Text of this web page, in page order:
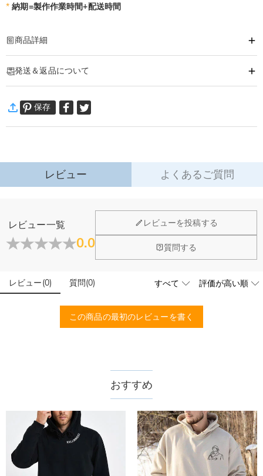
* 納期=製作作業時間+配送時間
商品詳細
季節のコーデを一気に格上げる、セクシーレース透かし編みバックレスパーカ
ー。
リラックスできる着心地と、目を引く魅力を大胆に融合させた一着です。
軽量で通気性に優れたシアーメッシュ素材を使用し、オープンバックのシルエ
ットが大胆ながら品のあるセクシーさを演出。
お名前、大切な写真、記念日の日付、こだわりの柄やロゴなど、思いのままに
デザインを反映できます。
あなただけの唯一無二のマスターピースに仕上がります。
ユニセックスなモダンさと、個性的なストリートウェアの雰囲気を併せ持ち、
ナイトアウト、ストリートコーデ、エクササイズ、普段のカジュアルコーデま
閉じる
発送＆返品について
万一、ご注文商品にご満足いただけない場合は、商品が到着後60日
保存
レビュー よくあるご質問
レビュー一覧
0.0
レビューを投稿する
質問する
レビュー(0) 質問(0)
この商品の最初のレビューを書く
服＆ファッション
どうやってオリジナル服をオーダーメイドします
か？
選択しを選んでから、カートに追加してご注文手続きをお願い
いたします。
服の印刷に色違いが出ることがありますか？
はい。ご覧になる環境（PCのモニタやスマホの画面）、商品
る場合がございます。
どうやって自分に合うサイズを選びますか？
まずお気に入りのデザインを選んで、商品ページの画像にサイ
送料は配送方法によって異なります。通常配送は送料が1,620
円で、11,700円以上で無料になります。速達配送は送料が
4,680円になります。ご注文金額が25,200以上なら速達配送も
無料となります。（一部離島や遠方へご発送の場合、中継料が
別途加算されます。）
注文した商品はいつ届きますか？
認してから制作となります。大量生産品ではなく、一つ一つ手
でお作りしており、予定作業時間は商品ページに記載しており
ます。そしてご購入の際にお選び頂いた「配送方法」の選択に
よって、お届け日数が異なります。詳細は
配送についてまでご
確認ください。.
商品に納品書などの明細書は同梱されますか？
ご注文の納品書・領収書といった明細書は商品に同梱しており
ません。領収書発行をご希望の場合は、ご注文明細をメールに
商品を海外へ直接発送することは可能でしょうか。
はい、対応可能です。海外配送をご希望の場合は、カスタマー
サポートまで詳しい海外配送先情報をお送りください。配送先
返品・交換はできますか？
おすすめ